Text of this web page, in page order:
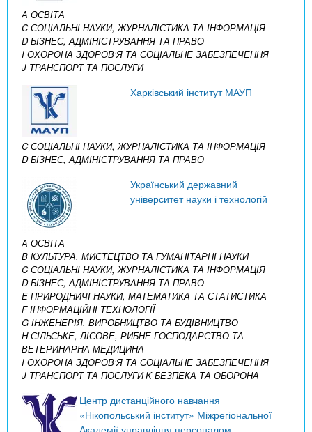
A ОСВІТА
C СОЦІАЛЬНІ НАУКИ, ЖУРНАЛІСТИКА ТА ІНФОРМАЦІЯ
D БІЗНЕС, АДМІНІСТРУВАННЯ ТА ПРАВО
I ОХОРОНА ЗДОРОВ’Я ТА СОЦІАЛЬНЕ ЗАБЕЗПЕЧЕННЯ
J ТРАНСПОРТ ТА ПОСЛУГИ
Харківський інститут МАУП
C СОЦІАЛЬНІ НАУКИ, ЖУРНАЛІСТИКА ТА ІНФОРМАЦІЯ
D БІЗНЕС, АДМІНІСТРУВАННЯ ТА ПРАВО
Український державний
університет науки і технологій
A ОСВІТА
B КУЛЬТУРА, МИСТЕЦТВО ТА ГУМАНІТАРНІ НАУКИ
C СОЦІАЛЬНІ НАУКИ, ЖУРНАЛІСТИКА ТА ІНФОРМАЦІЯ
D БІЗНЕС, АДМІНІСТРУВАННЯ ТА ПРАВО
E ПРИРОДНИЧІ НАУКИ, МАТЕМАТИКА ТА СТАТИСТИКА
F ІНФОРМАЦІЙНІ ТЕХНОЛОГІЇ
G ІНЖЕНЕРІЯ, ВИРОБНИЦТВО ТА БУДІВНИЦТВО
H СІЛЬСЬКЕ, ЛІСОВЕ, РИБНЕ ГОСПОДАРСТВО ТА
ВЕТЕРИНАРНА МЕДИЦИНА
I ОХОРОНА ЗДОРОВ’Я ТА СОЦІАЛЬНЕ ЗАБЕЗПЕЧЕННЯ
J ТРАНСПОРТ ТА ПОСЛУГИK БЕЗПЕКА ТА ОБОРОНА
Центр дистанційного навчання
«Нікопольський інститут» Міжрегіональної
Академії управління персоналом